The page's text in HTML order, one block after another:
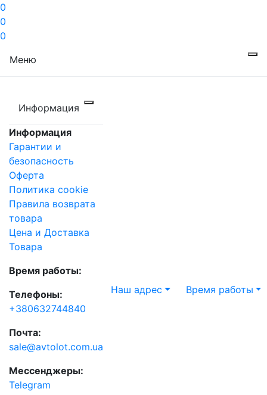
0
0
0
Меню
Информация
Информация
Гарантии и
безопасность
Оферта
Политика cookie
Правила возврата
товара
Цена и Доставка
Товара
Время работы:
Телефоны:
+380632744840
Почта:
sale@avtolot.com.ua
Мессенджеры:
Telegram
Наш адрес Время работы